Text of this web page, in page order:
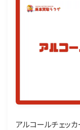
アルコールチェッ